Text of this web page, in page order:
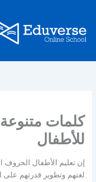
المحتوى
كلمات متنوعة
للأطفال
إن تعليم الأطفال الحروف
لغتهم وتطوير قدرتهم على